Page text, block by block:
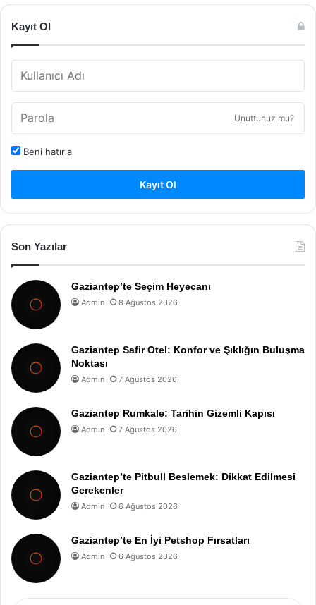
Kayıt Ol
Unuttunuz mu?
Beni hatırla
Kayıt Ol
Son Yazılar
Gaziantep’te Seçim Heyecanı
Admin 8 Ağustos 2026
Gaziantep Safir Otel: Konfor ve Şıklığın Buluşma
Noktası
Admin 7 Ağustos 2026
Gaziantep Rumkale: Tarihin Gizemli Kapısı
Admin 7 Ağustos 2026
Gaziantep’te Pitbull Beslemek: Dikkat Edilmesi
Gerekenler
Admin 6 Ağustos 2026
Gaziantep’te En İyi Petshop Fırsatları
Admin 6 Ağustos 2026